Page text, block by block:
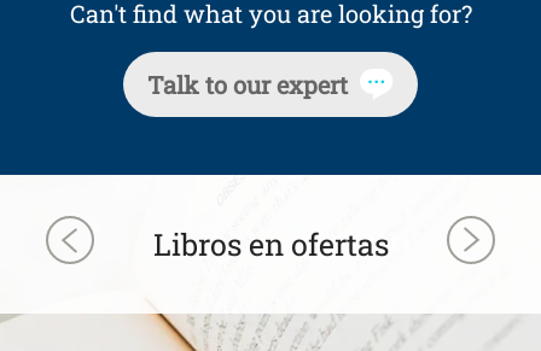
Can't find what you are looking for?
Talk to our expert
Libros en ofertas